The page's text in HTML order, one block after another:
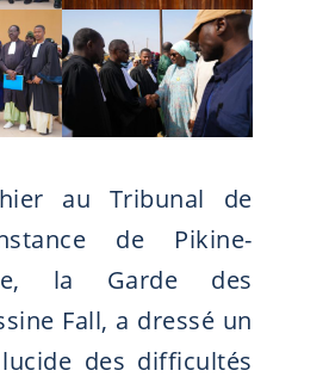
au Tribunal de
de Pikine-
la Garde des
Fall, a dressé un
des difficultés